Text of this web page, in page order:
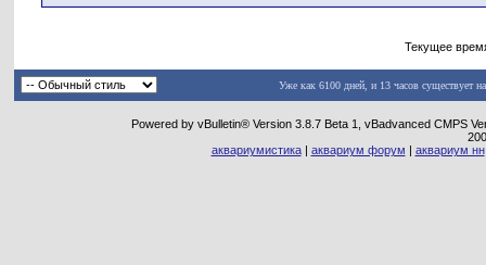
Текущее
Уже как 6100 дней, и 13 часов существует
Powered by vBulletin® Version 3.8.7 Beta 1, vBadvanced CMPS
аквариумистика| аквариум форум | аквариум нн